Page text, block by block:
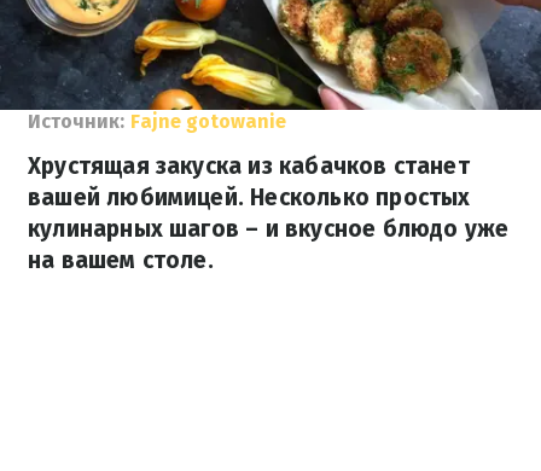
Источник: Fajne gotowanie
Хрустящая закуска из кабачков станет
вашей любимицей. Несколько простых
кулинарных шагов – и вкусное блюдо уже
на вашем столе.